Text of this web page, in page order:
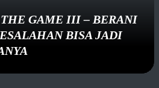
GAME III – BERANI
BISA JADI